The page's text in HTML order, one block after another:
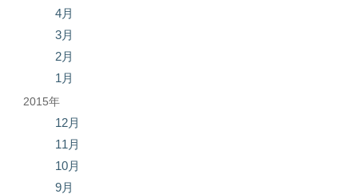
4月
3月
2月
1月
2015年
12月
11月
10月
9月